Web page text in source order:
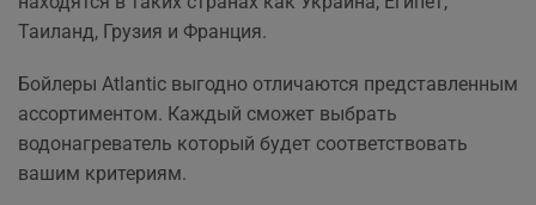
Таиланд, Грузия и Франция.
Бойлеры Atlantic выгодно отличаются представленным
ассортиментом. Каждый сможет выбрать
водонагреватель который будет соответствовать
вашим критериям.